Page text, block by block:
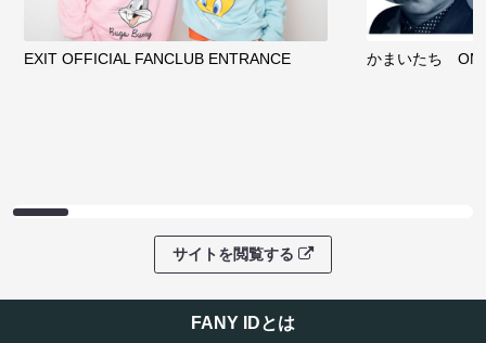
EXIT OFFICIAL FANCLUB ENTRANCE かまいたち
サイトを閲覧する
FANY IDとは